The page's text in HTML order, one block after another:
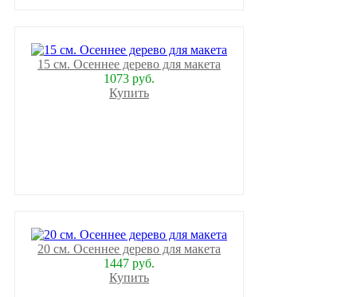
15 см. Осеннее дерево для макета
1073 руб.
Купить
20 см. Осеннее дерево для макета
1447 руб.
Купить